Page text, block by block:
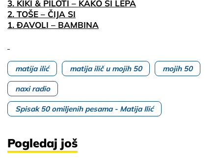
3. KIKI & PILOTI – KAKO SI LEPA
2. TOŠE – ČIJA SI
1. ĐAVOLI – BAMBINA
matija ilić matija ilič u mojih 50 mojih 50
naxi radio
Spisak 50 omiljenih pesama - Matija Ilić
Pogledaj još